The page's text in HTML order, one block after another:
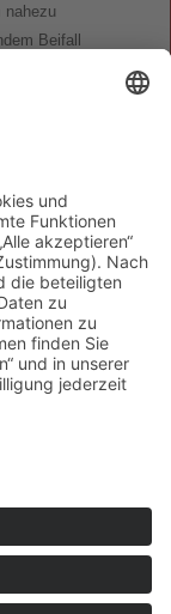
nahezu
Beifall
nahezu
So
kann man das
Konzert kaum
Geigerin
der
immer
packende